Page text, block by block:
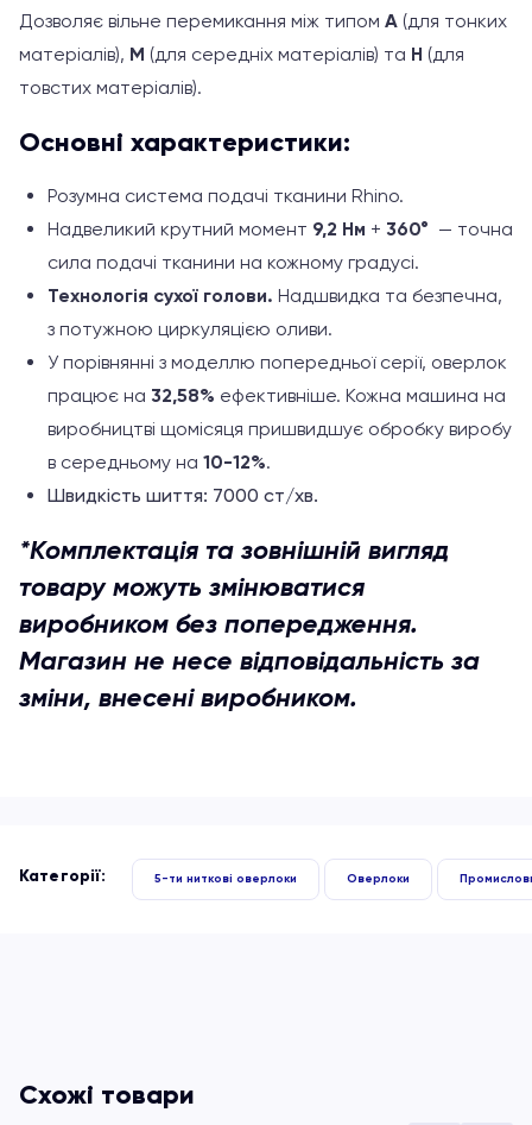
Дозволяє вільне перемикання між типом A (для тонких
матеріалів), M (для середніх матеріалів) та H (для
товстих матеріалів).
Основні характеристики:
Розумна система подачі тканини Rhino.
Надвеликий крутний момент 9,2 Нм + 360° — точна
сила подачі тканини на кожному градусі.
Технологія сухої голови. Надшвидка та безпечна,
з потужною циркуляцією оливи.
У порівнянні з моделлю попередньої серії, оверлок
працює на 32,58% ефективніше. Кожна машина на
виробництві щомісяця пришвидшує обробку виробу
в середньому на 10-12%.
Швидкість шиття: 7000 ст/хв.
*Комплектація та зовнішній вигляд
товару можуть змінюватися
виробником без попередження.
Магазин не несе відповідальність за
зміни, внесені виробником.
Категорії: 5-ти ниткові оверлоки Оверлоки
Схожі товари